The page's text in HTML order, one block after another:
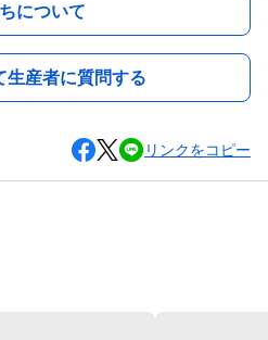
について
生産者に質問する
リンクをコピー